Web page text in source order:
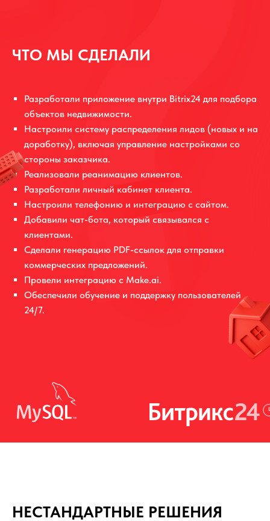
ЧТО МЫ СДЕЛАЛИ
Разработали приложение внутри Bitrix24 для подбора
объектов недвижимости.
Настроили систему распределения лидов (новых и на
доработку), включая управление настройками со
стороны заказчика.
Реализовали реанимацию клиентов.
Разработали личный кабинет клиента.
Настроили телефонию и интеграцию с сайтом.
Добавили чат-бота, который связывался с
клиентами.
Сделали генерацию PDF-ссылок для отправки
коммерческих предложений.
Провели интеграцию с Make.ai.
Обеспечили обучение и поддержку пользователей
24/7.
НЕСТАНДАРТНЫЕ РЕШЕНИЯ